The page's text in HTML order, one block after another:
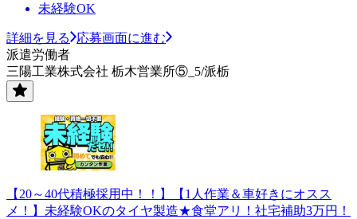
未経験OK
詳細を見る
応募画面に進む
派遣労働者
三陽工業株式会社 栃木営業所⑤_5/派栃
【20～40代積極採用中！！】【1人作業＆車好きにオスス
メ！】未経験OKのタイヤ製造★食堂アリ！社宅補助3万円！